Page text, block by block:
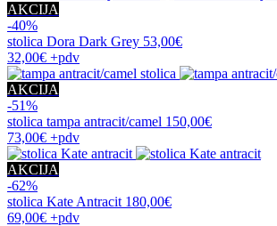
AKCIJA
-40%
stolica Dora Dark Grey 53,00€
32,00€ +pdv
AKCIJA
-51%
stolica tampa antracit/camel 150,00€
73,00€ +pdv
AKCIJA
-62%
stolica Kate Antracit 180,00€
69,00€ +pdv